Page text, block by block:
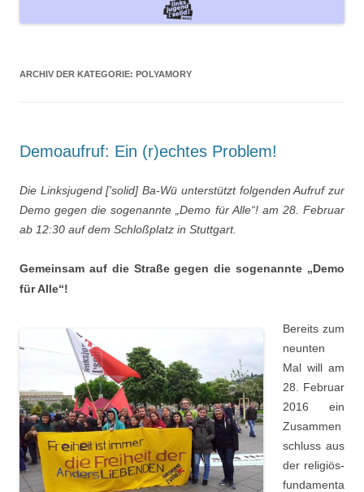
ARCHIV DER KATEGORIE: POLYAMORY
Demoaufruf: Ein (r)echtes Problem!
Die Linksjugend [’solid] Ba-Wü unterstützt folgenden Aufruf zur
Demo gegen die sogenannte „Demo für Alle“! am 28. Februar
ab 12:30 auf dem Schloßplatz in Stuttgart.
Gemeinsam auf die Straße gegen die sogenannte „Demo
für Alle“!
Bereits zum
neunten
Mal will am
28. Februar
2016 ein
Zusammen
schluss aus
der religiös-
fundamenta